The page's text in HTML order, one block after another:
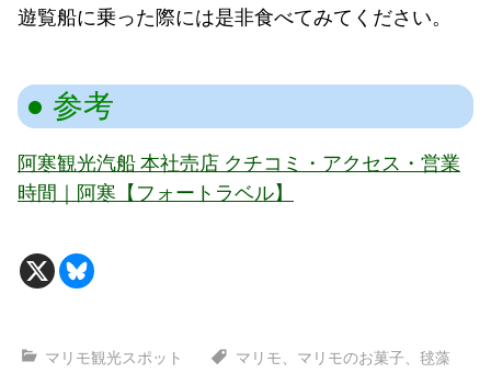
遊覧船に乗った際には是非食べてみてください。
参考
阿寒観光汽船 本社売店 クチコミ・アクセス・営業
時間｜阿寒【フォートラベル】
マリモ観光スポット マリモ、 マリモのお菓子、 毬藻